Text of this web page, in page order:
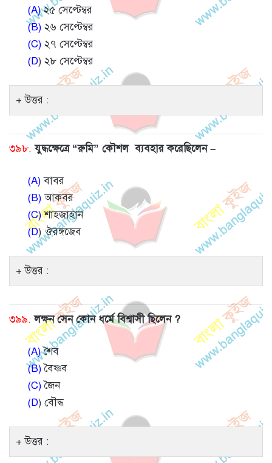
(A)২৫ সেপ্টেম্বর
(B) ২৬ সেপ্টেম্বর
(C) ২৭ সেপ্টেম্বর
(D) ২৮ সেপ্টেম্বর
উত্তর :
৩৯৮. যুদ্ধক্ষেত্রে “রুমি” কৌশল ব্যবহার করেছিলেন –
(A)বাবর
(B)আকবর
(C)শাহজাহান
(D) ঔরঙ্গজেব
উত্তর :
৩৯৯. লক্ষন সেন কোন ধর্মে বিশ্বাসী ছিলেন ?
(A)শৈব
(B)বৈষ্ণব
(C)জৈন
(D) বৌদ্ধ
উত্তর :